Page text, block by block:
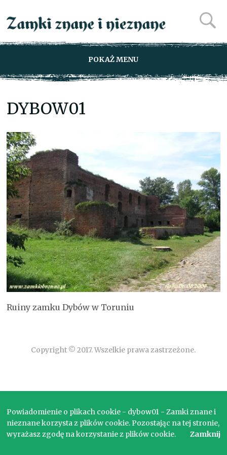
POKAŻ MENU
DYBOW01
Ruiny zamku Dybów w Toruniu
Copyright © 2017. Wszelkie prawa zastrzeżone.
Powiadomienie o plikach cookie - dybow01 - Zamki znane i
nieznane korzysta z plików cookie. Pozostając na tej stronie,
wyrażasz zgodę na korzystanie z plików cookie.
Zamknij